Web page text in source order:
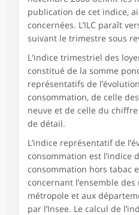
publication de cet indice,
concernées. L’ILC paraît
suivant le trimestre sous
L'indice trimestriel des
constitué de la somme
représentatifs de
consommation, de celle
neuve et de celle du
de détail.
L’indice représentatif de
consommation est l’indice
consommation hors tabac
concernant l’ensemble
métropole et aux
par l’Insee. Le calcul de